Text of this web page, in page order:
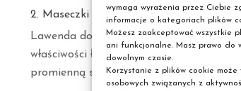
wymaga wyrażenia przez Ciebie
informacje o kategoriach plików
Możesz zaakceptować wszystkie
ani funkcjonalne. Masz prawo do
dowolnym czasie.
Korzystanie z plików cookie
osobowych związanych z
2. Maseczki i zabiegi nawilżające:
Lawenda doskonale sprawdza się jako
właściwości łagodzące i nawilżające
promienną skórę.